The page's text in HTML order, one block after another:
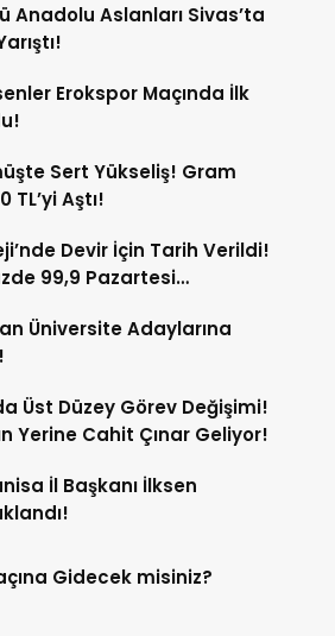
Anadolu Aslanları Sivas’ta
Erokspor Maçında İlk
Sert Yükseliş! Gram
TL’yi Aştı!
Devir İçin Tarih Verildi!
99,9 Pazartesi
Üniversite Adaylarına
Üst Düzey Görev Değişimi!
Yerine Cahit Çınar Geliyor!
İl Başkanı İlksen
Gidecek misiniz?